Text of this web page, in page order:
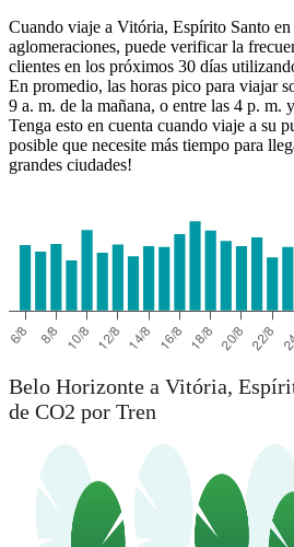
Belo Horizonte
Cuando viaje a Vitória, Espírito Santo en
aglomeraciones, puede verificar la
clientes en los próximos 30 días
En promedio, las horas pico para viajar
9 a. m. de la mañana, o entre las 4 p. m.
Tenga esto en cuenta cuando viaje a su
posible que necesite más tiempo para
grandes ciudades!
Belo Horizonte a Vitória,
de CO2 por Tren